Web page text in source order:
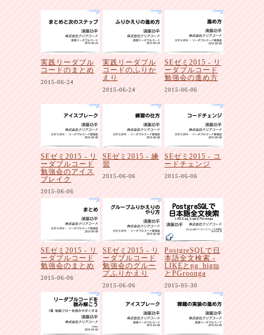
実践リーダブル
コードのまとめ
2015-06-24
実践リーダブル
コードのふりか
えり
2015-06-24
SEゼミ2015 - リ
ーダブルコード
勉強会の進め方
2015-06-06
SEゼミ2015 - リ
ーダブルコード
勉強会のアイス
ブレイク
2015-06-06
SEゼミ2015 - 練
習
2015-06-06
SEゼミ2015 - コ
ードチェンジ
2015-06-06
SEゼミ2015 - リ
ーダブルコード
勉強会のまとめ
2015-06-06
SEゼミ2015 - リ
ーダブルコード
勉強会のグルー
プふりかえり
2015-06-06
PostgreSQLで日
本語全文検索 -
LIKEとpg_bigm
とPGroonga
2015-05-30